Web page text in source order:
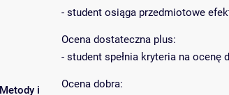
Metody i
- student osiąga przedmiotowe
Ocena dostateczna plus:
- student spełnia kryteria na
Ocena dobra: